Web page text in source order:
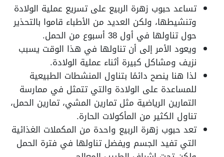
تساعد حبوب زهرة الربيع على تسريع عملية الولادة
وتنشيطها، ولكن العديد من الأطباء قاموا بالتحذير
حول تناولها في أول 38 أسبوع من الحمل.
ويعود الأمر إلى أن تناولها في هذا الوقت يسبب
نزيف ومشاكل كبيرة أثناء عملية الولادة.
لذا هنا ينصح دائمًا بتناول المنشطات الطبيعية
للمساعدة على الولادة والتي تتمثل في ممارسة
التمارين الرياضية مثل تمارين المشي، تمارين الحمل،
تناول الكثير من المأكولات الحارة.
تعد حبوب زهرة الربيع واحدة من المكملات الغذائية
التي تفيد الجسم ويفضل تناولها في فترة الحمل